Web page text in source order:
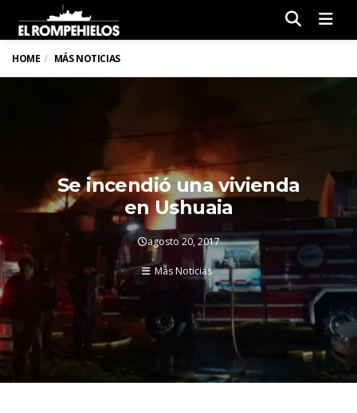
HOME MÁS NOTICIAS
Se incendió una vivienda
en Ushuaia
agosto 20, 2017
Más Noticias